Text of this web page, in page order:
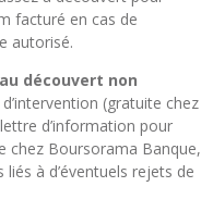
facturé en cas de
autorisé.
découvert non
(gratuite chez
d’information pour
chez Boursorama Banque,
à d’éventuels rejets de